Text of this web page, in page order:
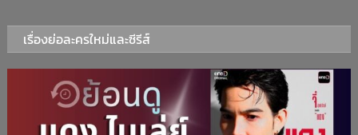
เรื่องย่อละครใหม่และซีรีส์